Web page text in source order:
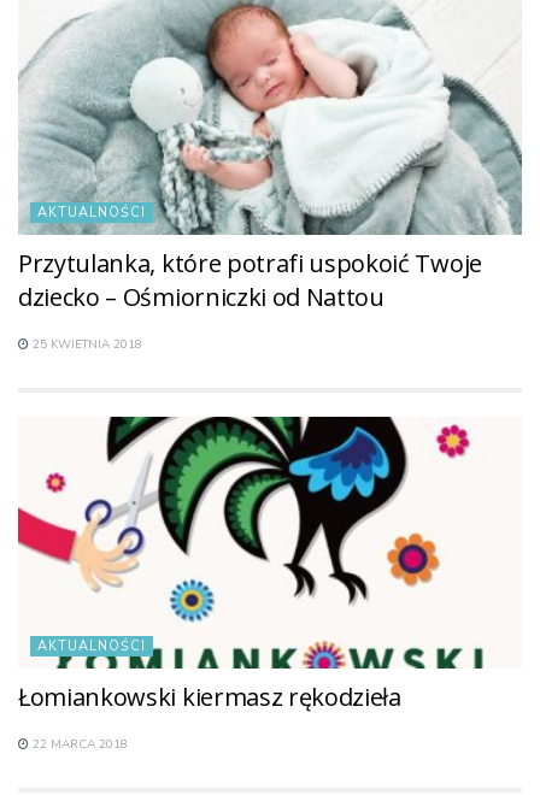
AKTUALNOŚCI
Przytulanka, które potrafi uspokoić Twoje
dziecko – Ośmiorniczki od Nattou
25 KWIETNIA 2018
AKTUALNOŚCI
Łomiankowski kiermasz rękodzieła
22 MARCA 2018